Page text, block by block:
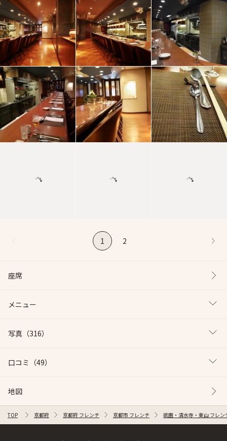
1 2
座席
メニュー
写真 （316）
口コミ （49）
地図
TOP 京都府 京都府 フレンチ 京都市 フレンチ 祇園・清水寺・東山 フレン